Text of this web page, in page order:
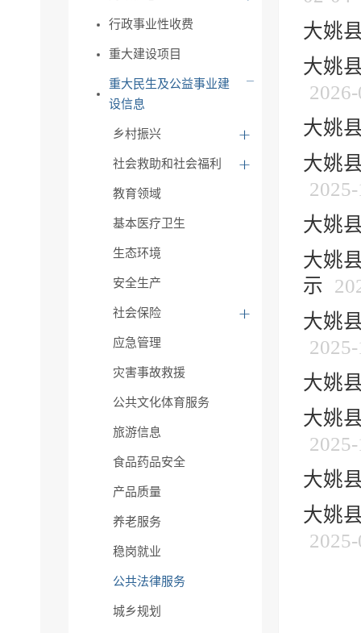
行政事业性收费
重大建设项目
重大民生及公益事业建
设信息
乡村振兴
社会救助和社会福利
教育领域
基本医疗卫生
生态环境
安全生产
社会保险
应急管理
灾害事故救援
公共文化体育服务
旅游信息
食品药品安全
产品质量
养老服务
稳岗就业
公共法律服务
城乡规划
大姚
大姚
大姚
大姚
大姚
大姚
示
大姚
大姚
大姚
大姚
大姚